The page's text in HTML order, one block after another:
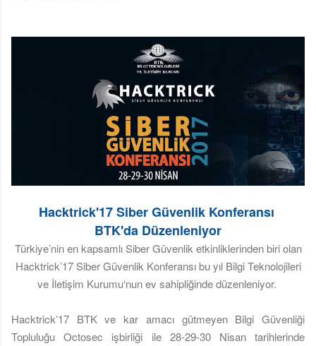
Hacktrick'17 Siber Güvenlik Konferansı
BTK'da Düzenleniyor
Türkiye’nin en kapsamlı Siber Güvenlik etkinliklerinden biri olan
Hacktrick’17 Siber Güvenlik Konferansı bu yıl Bilgi Teknolojileri
ve İletişim Kurumu‘nun ev sahipliğinde düzenleniyor.
Hacktrick’17 BTK ve kar amacı gütmeyen Bilgi Güvenliği
Topluluğu Octosec işbirliği ile 28-29-30 Nisan tarihlerinde